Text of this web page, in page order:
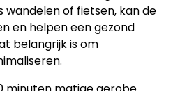
wandelen of fietsen, kan de
en helpen een gezond
belangrijk is om